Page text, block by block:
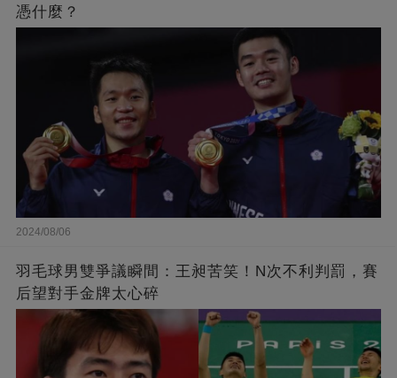
憑什麼？
2024/08/06
羽毛球男雙爭議瞬間：王昶苦笑！N次不利判罰，賽
后望對手金牌太心碎